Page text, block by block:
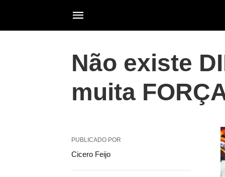
Não existe
muita
PUBLICADO POR
Cicero Feijo